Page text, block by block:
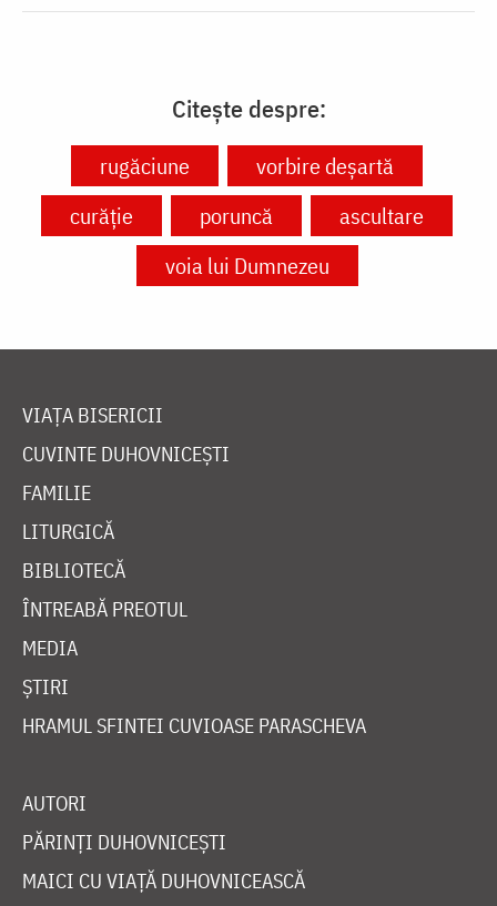
Citește despre:
rugăciune
vorbire deșartă
curăție
poruncă
ascultare
voia lui Dumnezeu
VIAȚA BISERICII
CUVINTE DUHOVNICEȘTI
FAMILIE
LITURGICĂ
BIBLIOTECĂ
ÎNTREABĂ PREOTUL
MEDIA
ȘTIRI
HRAMUL SFINTEI CUVIOASE PARASCHEVA
AUTORI
PĂRINȚI DUHOVNICEȘTI
MAICI CU VIAȚĂ DUHOVNICEASCĂ